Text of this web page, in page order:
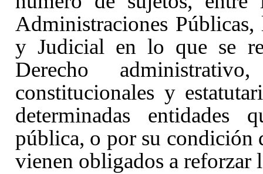
Administraciones
y Judicial en lo que se
Derecho
constitucionales y
determinadas entidades
pública, o por su condición
vienen obligados a reforzar